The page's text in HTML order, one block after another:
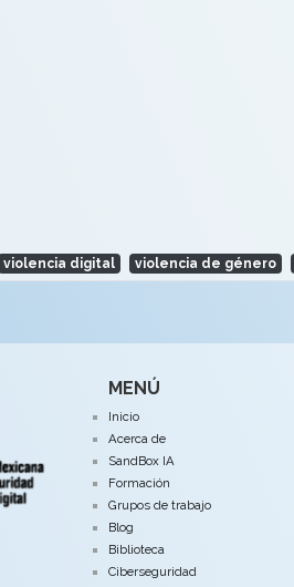
violencia digital violencia de género
MENÚ
Inicio
Acerca de
SandBox IA
Formación
Grupos de trabajo
Blog
Biblioteca
Ciberseguridad